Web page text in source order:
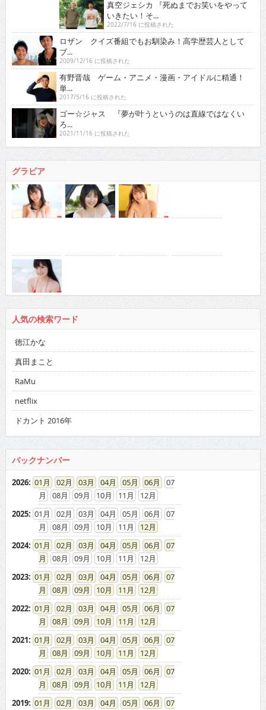
ロザン クイズ番組でもお馴染み！高学歴芸人として
ブ...
2009/12/16 に投稿された
有野晋哉 ゲーム・アニメ・漫画・アイドルに精通！
単...
2017/5/16 に投稿された
ゴー☆ジャス 『夢が叶うというのは直線ではなくい
ろ...
2021/11/16 に投稿された
グラビア
人気の検索ワード
徳江かな
真田まこと
RaMu
netflix
ドカント 2016年
バックナンバー
2026 : 01
08
09 10 11
12
01 02 03 04 05 06
08
09 10 11
12
01 02 03 04 05 06
08
09 10 11
12
01 02 03 04 05 06
08
09 10 11
12
01 02 03 04 05 06
08
09 10 11
12
01 02 03 04 05 06
08
09 10 11
12
01 02 03 04 05 06
08
09 10 11
12
01 02 03 04 05 06
08
09 10 11
12